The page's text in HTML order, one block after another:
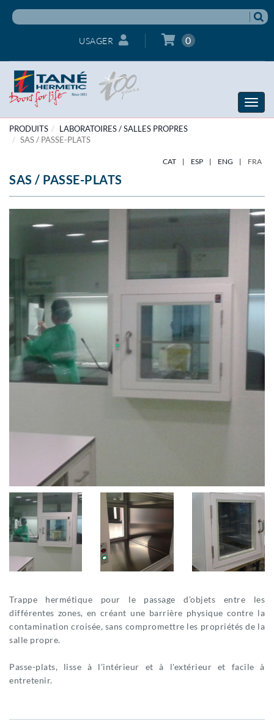
USAGER 0
Toggle
PRODUITS
LABORATOIRES / SALLES PROPRES
SAS / PASSE-PLATS
CAT | ESP | ENG | FRA
SAS / PASSE-PLATS
Trappe hermétique pour le passage d’objets entre les
différentes zones, en créant une barrière physique contre la
contamination croisée, sans compromettre les propriétés de la
salle propre.
Passe-plats, lisse à l'intérieur et à l'extérieur et facile à
entretenir.